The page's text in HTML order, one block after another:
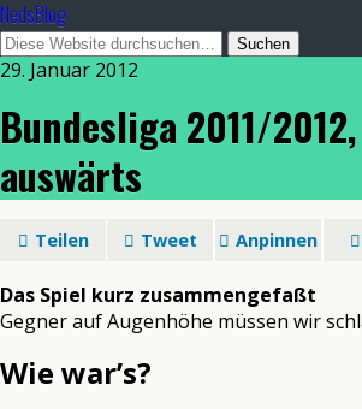
NedsBlog
29. Januar 2012
Bundesliga 2011/
auswärts
Teilen Tweet Anpinnen
Das Spiel kurz zusammengefaßt
Gegner auf Augenhöhe müssen wir
Wie war’s?